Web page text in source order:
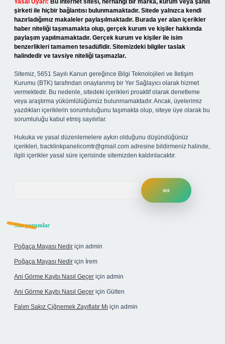
Yasal Uyarı: Bu internet sitesi, herhangi bir marka, kurum veya şahıs
şirketi ile hiçbir bağlantısı bulunmamaktadır. Sitede yalnızca kendi
hazırladığımız makaleler paylaşılmaktadır. Burada yer alan içerikler
haber niteliği taşımamakta olup, gerçek kurum ve kişiler hakkında
paylaşım yapılmamaktadır. Gerçek kurum ve kişiler ile isim
benzerlikleri tamamen tesadüfidir. Sitemizdeki bilgiler taslak
halindedir ve tavsiye niteliği taşımazlar.
Sitemiz, 5651 Sayılı Kanun gereğince Bilgi Teknolojileri ve İletişim
Kurumu (BTK) tarafından onaylanmış bir Yer Sağlayıcı olarak hizmet
vermektedir. Bu nedenle, sitedeki içerikleri proaktif olarak denetleme
veya araştırma yükümlülüğümüz bulunmamaktadır. Ancak, üyelerimiz
yazdıkları içeriklerin sorumluluğunu taşımakta olup, siteye üye olarak bu
sorumluluğu kabul etmiş sayılırlar.
Hukuka ve yasal düzenlemelere aykırı olduğunu düşündüğünüz
içerikleri, backlinkpanelicomtr@gmail.com adresine bildirmeniz halinde,
ilgili içerikler yasal süre içerisinde sitemizden kaldırılacaktır.
Son yorumlar
Poğaça Mayası Nedir için admin
Poğaça Mayası Nedir için İrem
Ani Görme Kaybı Nasıl Geçer için admin
Ani Görme Kaybı Nasıl Geçer için Gülten
Falım Sakız Çiğnemek Zayıflatır Mı için admin